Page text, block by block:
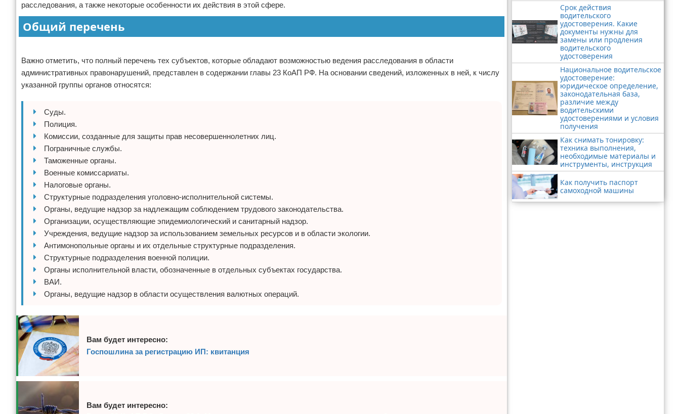
расследования, а также некоторые особенности их действия в этой сфере.
Общий перечень
Важно отметить, что полный перечень тех субъектов, которые обладают возможностью ведения расследования в области
административных правонарушений, представлен в содержании главы 23 КоАП РФ. На основании сведений, изложенных в ней, к числу
указанной группы органов относятся:
Суды.
Полиция.
Комиссии, созданные для защиты прав несовершеннолетних лиц.
Пограничные службы.
Таможенные органы.
Военные комиссариаты.
Налоговые органы.
Структурные подразделения уголовно-исполнительной системы.
Органы, ведущие надзор за надлежащим соблюдением трудового законодательства.
Организации, осуществляющие эпидемиологический и санитарный надзор.
Учреждения, ведущие надзор за использованием земельных ресурсов и в области экологии.
Антимонопольные органы и их отдельные структурные подразделения.
Структурные подразделения военной полиции.
Органы исполнительной власти, обозначенные в отдельных субъектах государства.
ВАИ.
Органы, ведущие надзор в области осуществления валютных операций.
Вам будет интересно:
Госпошлина за регистрацию ИП: квитанция
Вам будет интересно:
Срок действия
водительского
удостоверения. Какие
документы нужны для
замены или продления
водительского
удостоверения
Национальное водительское
удостоверение:
юридическое определение,
законодательная база,
различие между
водительскими
удостоверениями и условия
получения
Как снимать тонировку:
техника выполнения,
необходимые материалы и
инструменты, инструкция
Как получить паспорт
самоходной машины